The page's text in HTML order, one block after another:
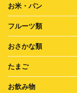
お米・パン
フルーツ類
おさかな類
たまご
お飲み物